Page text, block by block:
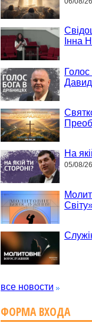
Інна
На
05/08/
все новости
ФОРМА ВХОДА